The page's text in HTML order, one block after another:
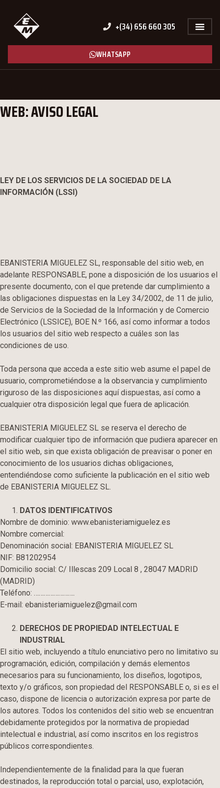
+(34) 656 660 305
WHATSAPP
WEB: AVISO LEGAL
LEY DE LOS SERVICIOS DE LA SOCIEDAD DE LA
INFORMACIÓN (LSSI)
EBANISTERIA MIGUELEZ SL, responsable del sitio web, en
adelante RESPONSABLE, pone a disposición de los usuarios el
presente documento, con el que pretende dar cumplimiento a
las obligaciones dispuestas en la Ley 34/2002, de 11 de julio,
de Servicios de la Sociedad de la Información y de Comercio
Electrónico (LSSICE), BOE N.º 166, así como informar a todos
los usuarios del sitio web respecto a cuáles son las
condiciones de uso.
Toda persona que acceda a este sitio web asume el papel de
usuario, comprometiéndose a la observancia y cumplimiento
riguroso de las disposiciones aquí dispuestas, así como a
cualquier otra disposición legal que fuera de aplicación.
EBANISTERIA MIGUELEZ SL se reserva el derecho de
modificar cualquier tipo de información que pudiera aparecer en
el sitio web, sin que exista obligación de preavisar o poner en
conocimiento de los usuarios dichas obligaciones,
entendiéndose como suficiente la publicación en el sitio web
de EBANISTERIA MIGUELEZ SL.
DATOS IDENTIFICATIVOS
Nombre de dominio: www.ebanisteriamiguelez.es
Nombre comercial:
Denominación social: EBANISTERIA MIGUELEZ SL
NIF: B81202954
Domicilio social: C/ Illescas 209 Local 8 , 28047 MADRID
(MADRID)
Teléfono: …………………….
E-mail: ebanisteriamiguelez@gmail.com
DERECHOS DE PROPIEDAD INTELECTUAL E
INDUSTRIAL
El sitio web, incluyendo a título enunciativo pero no limitativo su
programación, edición, compilación y demás elementos
necesarios para su funcionamiento, los diseños, logotipos,
texto y/o gráficos, son propiedad del RESPONSABLE o, si es el
caso, dispone de licencia o autorización expresa por parte de
los autores. Todos los contenidos del sitio web se encuentran
debidamente protegidos por la normativa de propiedad
intelectual e industrial, así como inscritos en los registros
públicos correspondientes.
Independientemente de la finalidad para la que fueran
destinados, la reproducción total o parcial, uso, explotación,